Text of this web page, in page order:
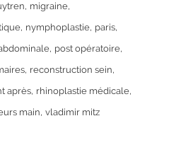
migraine
nymphoplastie paris
post opératoire
reconstruction sein
après rhinoplastie médicale
main vladimir mitz